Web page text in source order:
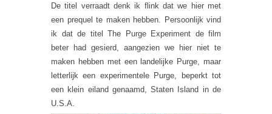
De titel verraadt denk ik flink dat we hier met
een prequel te maken hebben. Persoonlijk vind
ik dat de titel The Purge Experiment de film
beter had gesierd, aangezien we hier niet te
maken hebben met een landelijke Purge, maar
letterlijk een experimentele Purge, beperkt tot
een klein eiland genaamd, Staten Island in de
U.S.A.